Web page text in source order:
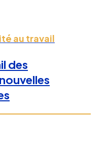
au travail
des